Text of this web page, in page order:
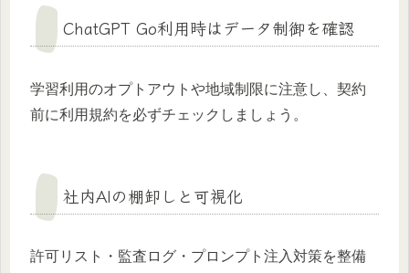
ChatGPT Go利用時はデータ制御を確認
学習利用のオプトアウトや地域制限に注意し、契約
前に利用規約を必ずチェックしましょう。
社内AIの棚卸しと可視化
許可リスト・監査ログ・プロンプト注入対策を整備